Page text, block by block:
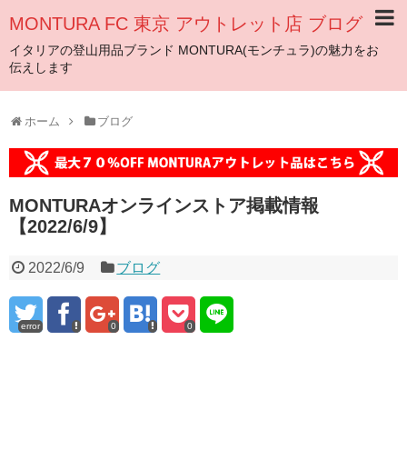
MONTURA FC 東京 アウトレット店 ブログ
イタリアの登山用品ブランド MONTURA(モンチュラ)の魅力をお
伝えします
ホーム ブログ
MONTURAオンラインストア掲載情報
【2022/6/9】
2022/6/9 ブログ
error 0 0